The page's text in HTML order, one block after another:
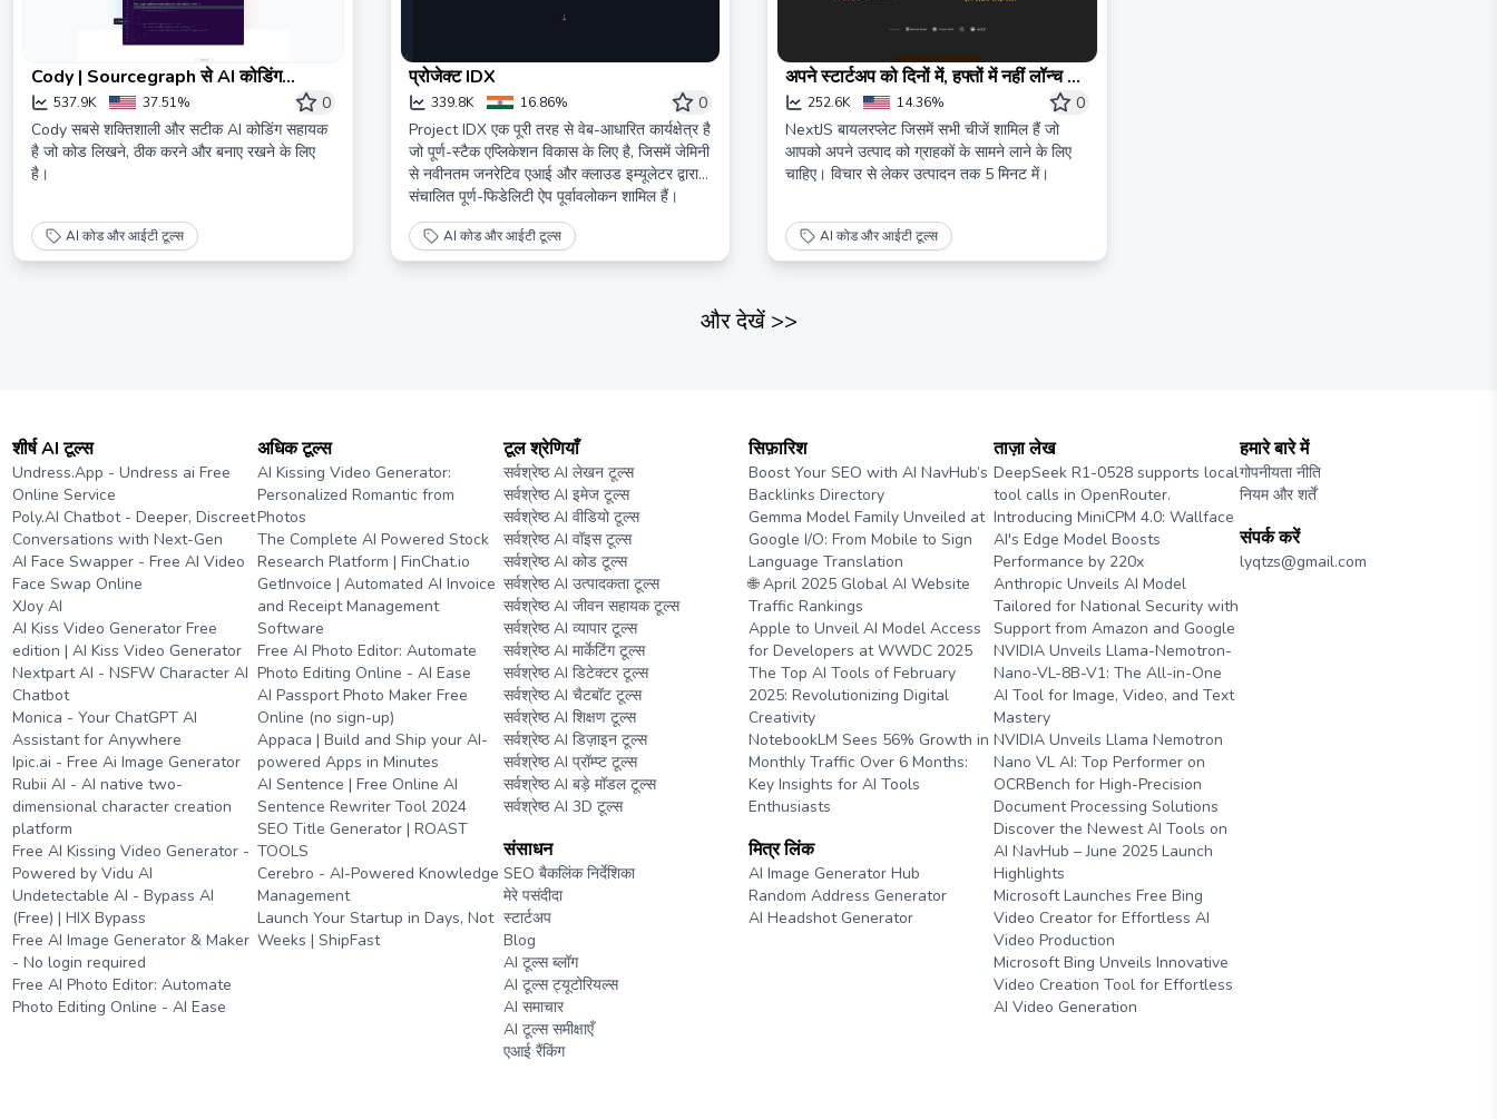
Cody | Sourcegraph से AI कोडिंग
सहायक
537.9K 37.51%
0
Cody सबसे शक्तिशाली और सटीक AI कोडिंग सहायक
है जो कोड लिखने, ठीक करने और बनाए रखने के लिए
है।
AI कोड और आईटी टूल्स
प्रोजेक्ट IDX
339.8K 16.86%
0
Project IDX एक पूरी तरह से वेब-आधारित कार्यक्षेत्र है
जो पूर्ण-स्टैक एप्लिकेशन विकास के लिए है, जिसमें जेमिनी
से नवीनतम जनरेटिव एआई और क्लाउड इम्यूलेटर द्वारा
संचालित पूर्ण-फिडेलिटी ऐप पूर्वावलोकन शामिल हैं।
AI कोड और आईटी टूल्स
अपने स्टार्टअप को दिनों में, हफ्तों में नहीं लॉन्च करें
| शिपफास्ट
252.6K 14.36%
0
NextJS बायलरप्लेट जिसमें सभी चीजें शामिल हैं जो
आपको अपने उत्पाद को ग्राहकों के सामने लाने के लिए
चाहिए। विचार से लेकर उत्पादन तक 5 मिनट में।
AI कोड और आईटी टूल्स
और देखें>>
शीर्ष AI टूल्स
Undress.App - Undress ai Free
Online Service
Poly.AI Chatbot - Deeper, Discreet
Conversations with Next-Gen
AI Face Swapper - Free AI Video
Face Swap Online
XJoy AI
AI Kiss Video Generator Free
edition | AI Kiss Video Generator
Nextpart AI - NSFW Character AI
Chatbot
Monica - Your ChatGPT AI
Assistant for Anywhere
Ipic.ai - Free Ai Image Generator
Rubii AI - AI native two-
dimensional character creation
platform
Free AI Kissing Video Generator -
Powered by Vidu AI
Undetectable AI - Bypass AI
(Free) | HIX Bypass
Free AI Image Generator & Maker
- No login required
Free AI Photo Editor: Automate
Photo Editing Online - AI Ease
अधिक टूल्स
AI Kissing Video Generator:
Personalized Romantic from
Photos
The Complete AI Powered Stock
Research Platform | FinChat.io
GetInvoice | Automated AI Invoice
and Receipt Management
Software
Free AI Photo Editor: Automate
Photo Editing Online - AI Ease
AI Passport Photo Maker Free
Online (no sign-up)
Appaca | Build and Ship your AI-
powered Apps in Minutes
AI Sentence | Free Online AI
Sentence Rewriter Tool 2024
SEO Title Generator | ROAST
TOOLS
Cerebro - AI-Powered Knowledge
Management
Launch Your Startup in Days, Not
Weeks | ShipFast
टूल श्रेणियाँ
सर्वश्रेष्ठ AI लेखन टूल्स
सर्वश्रेष्ठ AI इमेज टूल्स
सर्वश्रेष्ठ AI वीडियो टूल्स
सर्वश्रेष्ठ AI वॉइस टूल्स
सर्वश्रेष्ठ AI कोड टूल्स
सर्वश्रेष्ठ AI उत्पादकता टूल्स
सर्वश्रेष्ठ AI जीवन सहायक टूल्स
सर्वश्रेष्ठ AI व्यापार टूल्स
सर्वश्रेष्ठ AI मार्केटिंग टूल्स
सर्वश्रेष्ठ AI डिटेक्टर टूल्स
सर्वश्रेष्ठ AI चैटबॉट टूल्स
सर्वश्रेष्ठ AI शिक्षण टूल्स
सर्वश्रेष्ठ AI डिज़ाइन टूल्स
सर्वश्रेष्ठ AI प्रॉम्प्ट टूल्स
सर्वश्रेष्ठ AI बड़े मॉडल टूल्स
सर्वश्रेष्ठ AI 3D टूल्स
संसाधन
SEO बैकलिंक निर्देशिका
मेरे पसंदीदा
स्टार्टअप
Blog
AI टूल्स ब्लॉग
AI टूल्स ट्यूटोरियल्स
AI समाचार
AI टूल्स समीक्षाएँ
एआई रैंकिंग
सिफ़ारिश
Boost Your SEO with AI NavHub’s
Backlinks Directory
Gemma Model Family Unveiled at
Google I/O: From Mobile to Sign
Language Translation
🌐 April 2025 Global AI Website
Traffic Rankings
Apple to Unveil AI Model Access
for Developers at WWDC 2025
The Top AI Tools of February
2025: Revolutionizing Digital
Creativity
NotebookLM Sees 56% Growth in
Monthly Traffic Over 6 Months:
Key Insights for AI Tools
Enthusiasts
मित्र लिंक
AI Image Generator Hub
Random Address Generator
AI Headshot Generator
ताज़ा लेख
DeepSeek R1-0528 supports local
tool calls in OpenRouter.
Introducing MiniCPM 4.0: Wallface
AI's Edge Model Boosts
Performance by 220x
Anthropic Unveils AI Model
Tailored for National Security with
Support from Amazon and Google
NVIDIA Unveils Llama-Nemotron-
Nano-VL-8B-V1: The All-in-One
AI Tool for Image, Video, and Text
Mastery
NVIDIA Unveils Llama Nemotron
Nano VL AI: Top Performer on
OCRBench for High-Precision
Document Processing Solutions
Discover the Newest AI Tools on
AI NavHub – June 2025 Launch
Highlights
Microsoft Launches Free Bing
Video Creator for Effortless AI
Video Production
Microsoft Bing Unveils Innovative
Video Creation Tool for Effortless
AI Video Generation
हमारे बारे में
गोपनीयता नीति
नियम और शर्तें
संपर्क करें
lyqtzs@gmail.com